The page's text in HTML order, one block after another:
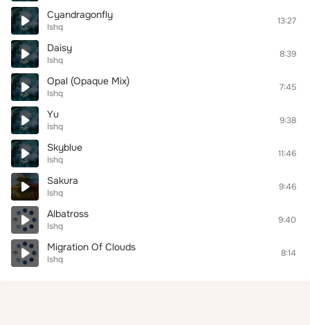
Cyandragonfly
Ishq
13:27
Daisy
Ishq
8:39
Opal (Opaque Mix)
Ishq
7:45
Yu
Ishq
9:38
Skyblue
Ishq
11:46
Sakura
Ishq
9:46
Albatross
Ishq
9:40
Migration Of Clouds
Ishq
8:14